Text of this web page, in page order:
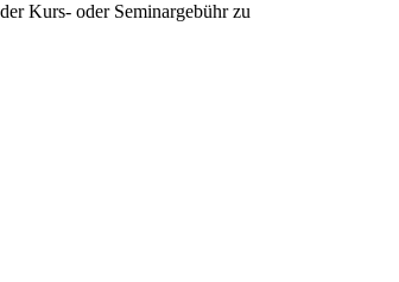
Kurs- oder Seminargebühr zu